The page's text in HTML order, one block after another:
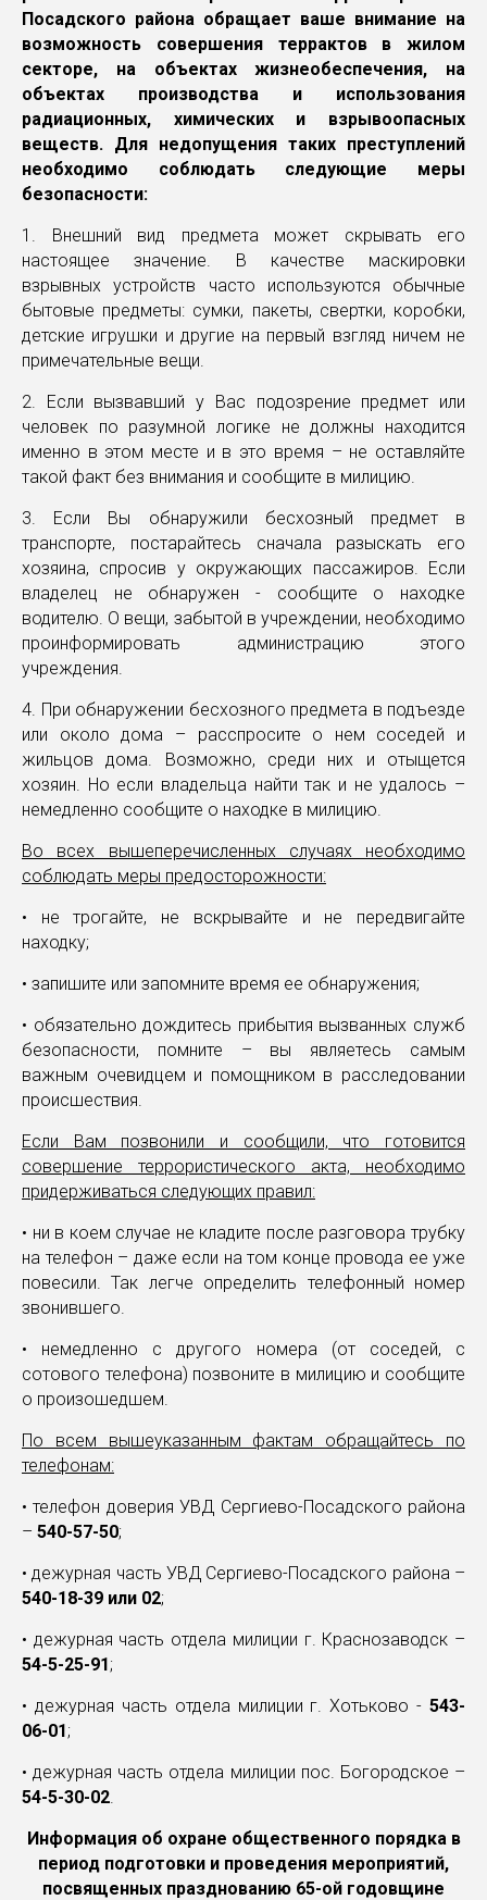
Посадского района обращает ваше внимание на
возможность совершения террактов в жилом
секторе, на объектах жизнеобеспечения, на
объектах производства и использования
радиационных, химических и взрывоопасных
веществ. Для недопущения таких преступлений
необходимо соблюдать следующие меры
безопасности:
1. Внешний вид предмета может скрывать его
настоящее значение. В качестве маскировки
взрывных устройств часто используются обычные
бытовые предметы: сумки, пакеты, свертки, коробки,
детские игрушки и другие на первый взгляд ничем не
примечательные вещи.
2. Если вызвавший у Вас подозрение предмет или
человек по разумной логике не должны находится
именно в этом месте и в это время – не оставляйте
такой факт без внимания и сообщите в милицию.
3. Если Вы обнаружили бесхозный предмет в
транспорте, постарайтесь сначала разыскать его
хозяина, спросив у окружающих пассажиров. Если
владелец не обнаружен - сообщите о находке
водителю. О вещи, забытой в учреждении, необходимо
проинформировать администрацию этого
учреждения.
4. При обнаружении бесхозного предмета в подъезде
или около дома – расспросите о нем соседей и
жильцов дома. Возможно, среди них и отыщется
хозяин. Но если владельца найти так и не удалось –
немедленно сообщите о находке в милицию.
Во всех вышеперечисленных случаях необходимо
соблюдать меры предосторожности:
• не трогайте, не вскрывайте и не передвигайте
находку;
• запишите или запомните время ее обнаружения;
• обязательно дождитесь прибытия вызванных служб
безопасности, помните – вы являетесь самым
важным очевидцем и помощником в расследовании
происшествия.
Если Вам позвонили и сообщили, что готовится
совершение террористического акта, необходимо
придерживаться следующих правил:
• ни в коем случае не кладите после разговора трубку
на телефон – даже если на том конце провода ее уже
повесили. Так легче определить телефонный номер
звонившего.
• немедленно с другого номера (от соседей, с
сотового телефона) позвоните в милицию и сообщите
о произошедшем.
По всем вышеуказанным фактам обращайтесь по
телефонам:
• телефон доверия УВД Сергиево-Посадского района
– 540-57-50;
• дежурная часть УВД Сергиево-Посадского района –
540-18-39 или 02;
• дежурная часть отдела милиции г. Краснозаводск –
54-5-25-91;
• дежурная часть отдела милиции г. Хотьково - 543-
06-01;
• дежурная часть отдела милиции пос. Богородское –
54-5-30-02.
Информация об охране общественного порядка в
период подготовки и проведения мероприятий,
посвященных празднованию 65-ой годовщине